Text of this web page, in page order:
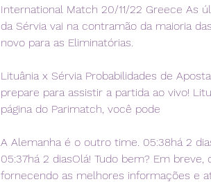
International Match 20/11/22 Greece As
da Sérvia vai na contramão da maioria
novo para as Eliminatórias.
Lituânia x Sérvia Probabilidades de
prepare para assistir a partida ao vivo!
página do Parimatch, você pode
A Alemanha é o outro time. 05:38há 2
05:37há 2 diasOlá! Tudo bem? Em
fornecendo as melhores informações e